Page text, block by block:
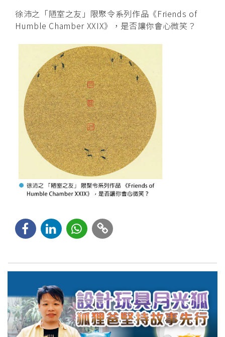
徐沛之「陋室之友」限聚令系列作品《Friends of
Humble Chamber XXIX》，是否讓你會心微笑？